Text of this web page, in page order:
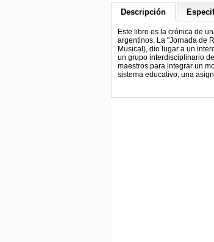
Descripción
Este libro es la crónica de
argentinos. La "Jornada de
Musical), dio lugar a un
un grupo interdisciplinario
maestros para integrar un
sistema educativo, una